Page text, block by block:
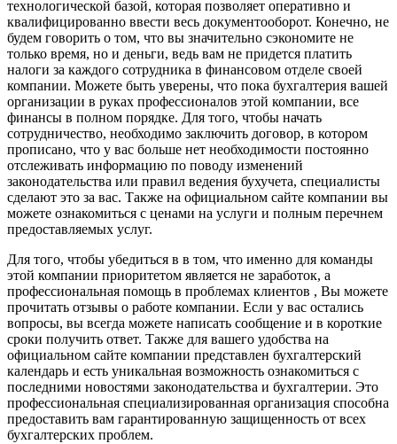
технологической базой, которая позволяет оперативно и
квалифицированно ввести весь документооборот. Конечно, не
будем говорить о том, что вы значительно сэкономите не
только время, но и деньги, ведь вам не придется платить
налоги за каждого сотрудника в финансовом отделе своей
компании. Можете быть уверены, что пока бухгалтерия вашей
организации в руках профессионалов этой компании, все
финансы в полном порядке. Для того, чтобы начать
сотрудничество, необходимо заключить договор, в котором
прописано, что у вас больше нет необходимости постоянно
отслеживать информацию по поводу изменений
законодательства или правил ведения бухучета, специалисты
сделают это за вас. Также на официальном сайте компании вы
можете ознакомиться с ценами на услуги и полным перечнем
предоставляемых услуг.
Для того, чтобы убедиться в в том, что именно для команды
этой компании приоритетом является не заработок, а
профессиональная помощь в проблемах клиентов , Вы можете
прочитать отзывы о работе компании. Если у вас остались
вопросы, вы всегда можете написать сообщение и в короткие
сроки получить ответ. Также для вашего удобства на
официальном сайте компании представлен бухгалтерский
календарь и есть уникальная возможность ознакомиться с
последними новостями законодательства и бухгалтерии. Это
профессиональная специализированная организация способна
предоставить вам гарантированную защищенность от всех
бухгалтерских проблем.